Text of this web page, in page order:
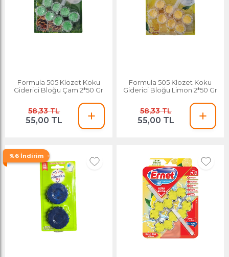
Formula 505 Klozet Koku
Giderici Bloğu Çam 2*50 Gr
58,33 TL
55,00 TL
Formula 505 Klozet Koku
Giderici Bloğu Limon 2*50 Gr
58,33 TL
55,00 TL
%6 İndirim